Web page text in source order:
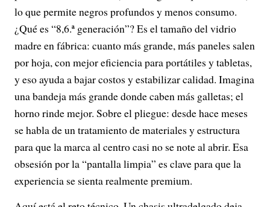
lo que permite negros profundos y menos consumo.
¿Qué es “8,6.ª generación”? Es el tamaño del vidrio
madre en fábrica: cuanto más grande, más paneles salen
por hoja, con mejor eficiencia para portátiles y tabletas,
y eso ayuda a bajar costos y estabilizar calidad. Imagina
una bandeja más grande donde caben más galletas; el
horno rinde mejor. Sobre el pliegue: desde hace meses
se habla de un tratamiento de materiales y estructura
para que la marca al centro casi no se note al abrir. Esa
obsesión por la “pantalla limpia” es clave para que la
experiencia se sienta realmente premium.